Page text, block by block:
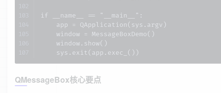
if __name__ == "__main__":
    app = QApplication(sys.argv)
    window = MessageBoxDemo()
    window.show()
    sys.exit(app.exec_())
QMessageBox核心要点